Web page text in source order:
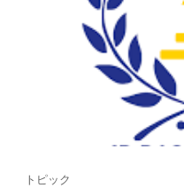
トピック